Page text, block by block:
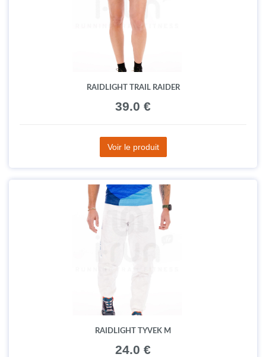
RAIDLIGHT TRAIL RAIDER
39.0 €
Voir le produit
RAIDLIGHT TYVEK M
24.0 €